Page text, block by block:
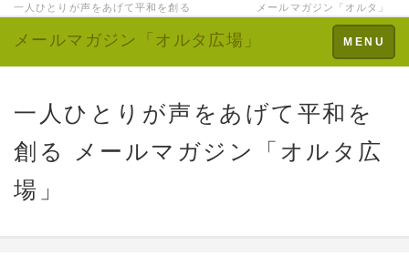
一人ひとりが声をあげて平和を創る メールマガジン「オルタ」
Toggle
navigation
MENU
メールマガジン「オルタ広場」
一人ひとりが声をあげて平和を
創る メールマガジン「オルタ広
場」